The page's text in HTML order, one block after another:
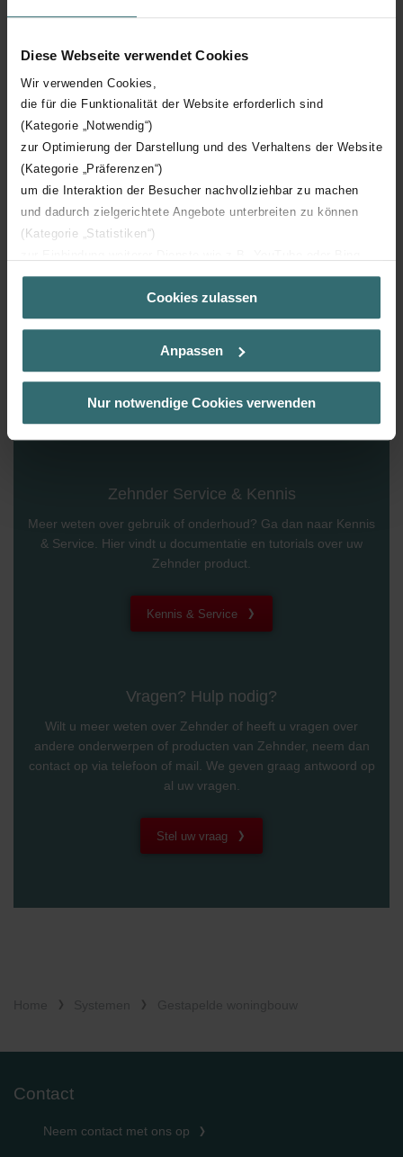
Diese Webseite verwendet Cookies
Wir verwenden Cookies,
die für die Funktionalität der Website erforderlich sind
(Kategorie „Notwendig“)
zur Optimierung der Darstellung und des Verhaltens der Website
(Kategorie „Präferenzen“)
um die Interaktion der Besucher nachvollziehbar zu machen
und dadurch zielgerichtete Angebote unterbreiten zu können
(Kategorie „Statistiken“)
(Kategorie „Marketing“)
Über „Details zeigen“ bzw. die Datenschutzerklärung erhalten
Sie weitere Informationen. Durch die Auswahl der Kategorie
der Auswahl von „Statistiken“ willigen Sie ein, dass wir Ihren
Besuchsverlauf auf unserer Website verwenden, um Ihnen die
bestmögliche Nutzererfahrung zu ermöglichen und Ihnen
Zehnder Group AG: Data Privacy
Zehnder Group Czech Republic s.r.o.: Zásady ochrany
Zehnder Group France: Protection des données
Zehnder Group Ibérica SAU: Política de privacidad
Limitet Şirketi: Web Sitesi Çerezleri
Zehnder Group Sales International: Privacy Policy
Zehnder Group Schweiz AG: Datenschutz
Zehnder Polska Sp. z o.o.: Oświadczenie o ochronie
Cookies zulassen
Anpassen
Nur notwendige Cookies verwenden
Een nog gezonder
binnenklimaat? Samen
gaan we verder!
Zehnder Service & Kennis
Meer weten over gebruik of onderhoud? Ga dan naar Kennis
& Service. Hier vindt u documentatie en tutorials over uw
Zehnder product.
Kennis & Service
Vragen? Hulp nodig?
Wilt u meer weten over Zehnder of heeft u vragen over
andere onderwerpen of producten van Zehnder, neem dan
contact op via telefoon of mail. We geven graag antwoord op
al uw vragen.
Stel uw vraag
Contact
Neem contact met ons op